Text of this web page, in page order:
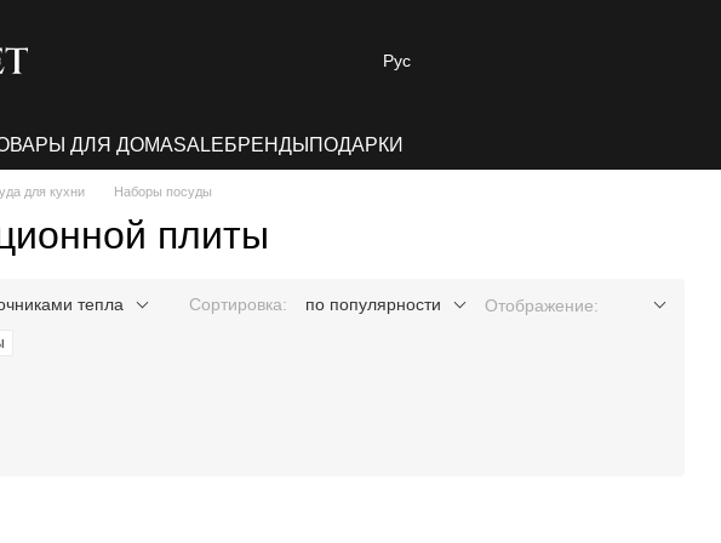
Рус
ДЛЯ ДОМАSALEБРЕНДЫ ПОДАРКИ
для кухни Наборы посуды
плиты
тепла Сортировка: по популярности Отображение: